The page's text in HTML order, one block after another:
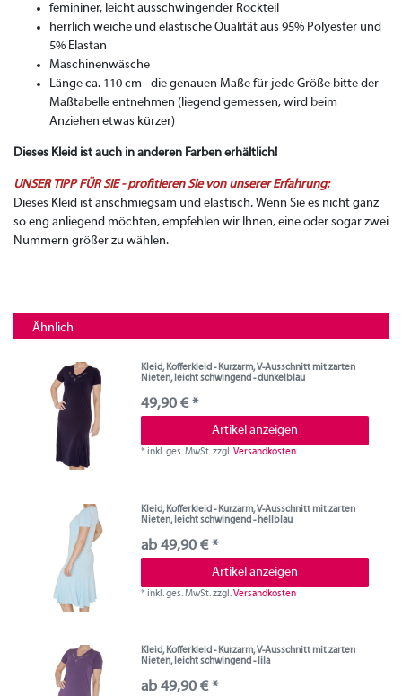
femininer, leicht ausschwingender Rockteil
herrlich weiche und elastische Qualität aus 95% Polyester und
5% Elastan
Maschinenwäsche
Länge ca. 110 cm - die genauen Maße für jede Größe bitte der
Maßtabelle entnehmen (liegend gemessen, wird beim
Anziehen etwas kürzer)
Dieses Kleid ist auch in anderen Farben erhältlich!
UNSER TIPP FÜR SIE - profitieren Sie von unserer Erfahrung:
Dieses Kleid ist anschmiegsam und elastisch. Wenn Sie es nicht ganz
so eng anliegend möchten, empfehlen wir Ihnen, eine oder sogar zwei
Nummern größer zu wählen.
Ähnlich
Kleid, Kofferkleid - Kurzarm, V-Ausschnitt mit zarten
Nieten, leicht schwingend - dunkelblau
49,90 € *
Artikel anzeigen
*inkl. ges. MwSt.zzgl.Versandkosten
Kleid, Kofferkleid - Kurzarm, V-Ausschnitt mit zarten
Nieten, leicht schwingend - hellblau
ab 49,90 € *
Artikel anzeigen
*inkl. ges. MwSt.zzgl.Versandkosten
Kleid, Kofferkleid - Kurzarm, V-Ausschnitt mit zarten
Nieten, leicht schwingend - lila
ab 49,90 € *